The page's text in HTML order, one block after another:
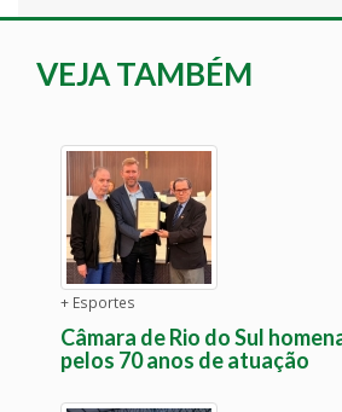
VEJA TAMBÉM
+ Esportes
Câmara de Rio do Sul
pelos 70 anos de atuação